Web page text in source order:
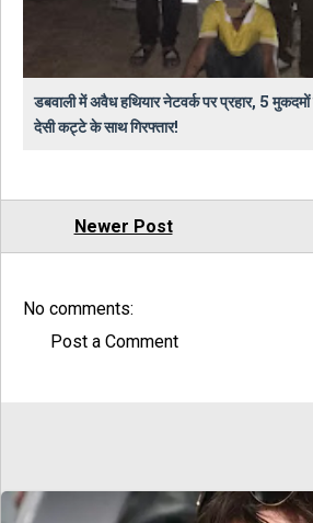
डबवाली में अवैध हथियार नेटवर्क पर प्रहार, 5 मुकदमों
देसी कट्टे के साथ गिरफ्तार!
Newer Post
No comments:
Post a Comment